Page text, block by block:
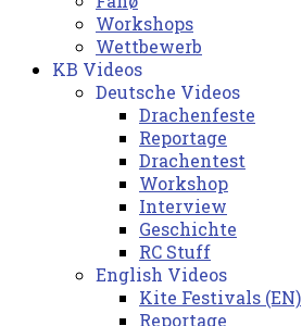
Workshops
Wettbewerb
KB Videos
Deutsche Videos
Drachenfeste
Reportage
Drachentest
Workshop
Interview
Geschichte
RC Stuff
English Videos
Kite Festivals (EN)
Reportage